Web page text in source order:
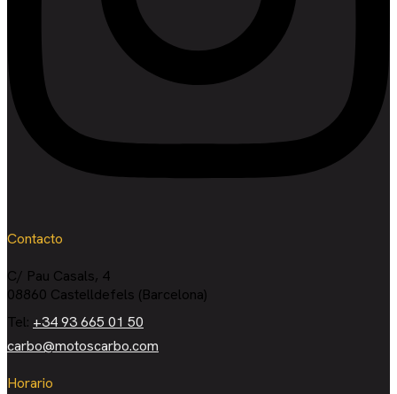
Contacto
C/ Pau Casals, 4
08860 Castelldefels (Barcelona)
Tel: +34 93 665 01 50
carbo@motoscarbo.com
Horario